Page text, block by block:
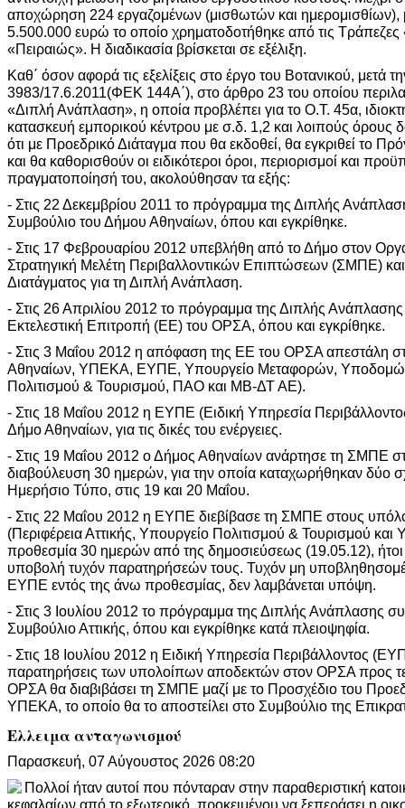
αποχώρηση 224 εργαζομένων (μισθωτών και ημερομισθίων),
5.500.000 ευρώ το οποίο χρηματοδοτήθηκε από τις
«Πειραιώς». Η διαδικασία βρίσκεται σε εξέλιξη.
Καθ΄ όσον αφορά τις εξελίξεις στο έργο του Βοτανικού, μετά
3983/17.6.2011(ΦΕΚ 144Α΄), στο άρθρο 23 του οποίου
«Διπλή Ανάπλαση», η οποία προβλέπει για το Ο.Τ. 45α,
κατασκευή εμπορικού κέντρου με σ.δ. 1,2 και λοιπούς όρους
ότι με Προεδρικό Διάταγμα που θα εκδοθεί, θα εγκριθεί το
και θα καθορισθούν οι ειδικότεροι όροι, περιορισμοί και
πραγματοποίησή του, ακολούθησαν τα εξής:
- Στις 22 Δεκεμβρίου 2011 το πρόγραμμα της Διπλής
Συμβούλιο του Δήμου Αθηναίων, όπου και εγκρίθηκε.
- Στις 17 Φεβρουαρίου 2012 υπεβλήθη από το Δήμο στον
Στρατηγική Μελέτη Περιβαλλοντικών Επιπτώσεων (ΣΜΠΕ)
Διατάγματος για τη Διπλή Ανάπλαση.
- Στις 26 Απριλίου 2012 το πρόγραμμα της Διπλής
Εκτελεστική Επιτροπή (ΕΕ) του ΟΡΣΑ, όπου και εγκρίθηκε.
- Στις 3 Μαΐου 2012 η απόφαση της ΕΕ του ΟΡΣΑ απεστάλη
Αθηναίων, ΥΠΕΚΑ, ΕΥΠΕ, Υπουργείο Μεταφορών, Υποδομών
Πολιτισμού & Τουρισμού, ΠΑΟ και ΜΒ-ΔΤ ΑΕ).
- Στις 18 Μαΐου 2012 η ΕΥΠΕ (Ειδική Υπηρεσία
Δήμο Αθηναίων, για τις δικές του ενέργειες.
- Στις 19 Μαΐου 2012 ο Δήμος Αθηναίων ανάρτησε τη ΣΜΠΕ
διαβούλευση 30 ημερών, για την οποία καταχωρήθηκαν δύο
Ημερήσιο Τύπο, στις 19 και 20 Μαΐου.
- Στις 22 Μαΐου 2012 η ΕΥΠΕ διεβίβασε τη ΣΜΠΕ στους
(Περιφέρεια Αττικής, Υπουργείο Πολιτισμού & Τουρισμού
προθεσμία 30 ημερών από της δημοσιεύσεως (19.05.12), ήτοι
υποβολή τυχόν παρατηρήσεών τους. Τυχόν μη
ΕΥΠΕ εντός της άνω προθεσμίας, δεν λαμβάνεται υπόψη.
- Στις 3 Ιουλίου 2012 το πρόγραμμα της Διπλής Ανάπλασης
Συμβούλιο Αττικής, όπου και εγκρίθηκε κατά πλειοψηφία.
- Στις 18 Ιουλίου 2012 η Ειδική Υπηρεσία Περιβάλλοντος
παρατηρήσεις των υπολοίπων αποδεκτών στον ΟΡΣΑ προς
ΟΡΣΑ θα διαβιβάσει τη ΣΜΠΕ μαζί με το Προσχέδιο του
ΥΠΕΚΑ, το οποίο θα το αποστείλει στο Συμβούλιο της
Ελλειμα ανταγωνισμού
Παρασκευή, 07 Αύγουστος 2026 08:20
Πολλοί ήταν αυτοί που πόνταραν στην παραθεριστική
κεφαλαίων από το εξωτερικό, προκειμένου να ξεπεράσει η